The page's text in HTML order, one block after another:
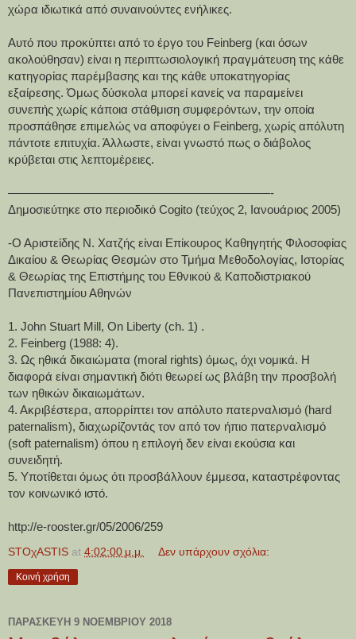
χώρα ιδιωτικά από συναινούντες ενήλικες.
Αυτό που προκύπτει από το έργο του Feinberg (και όσων
ακολούθησαν) είναι η περιπτωσιολογική πραγμάτευση της κάθε
κατηγορίας παρέμβασης και της κάθε υποκατηγορίας
εξαίρεσης. Όμως δύσκολα μπορεί κανείς να παραμείνει
συνεπής χωρίς κάποια στάθμιση συμφερόντων, την οποία
προσπάθησε επιμελώς να αποφύγει ο Feinberg, χωρίς απόλυτη
πάντοτε επιτυχία. Άλλωστε, είναι γνωστό πως ο διάβολος
κρύβεται στις λεπτομέρειες.
——————————————————————-
Δημοσιεύτηκε στο περιοδικό Cogito (τεύχος 2, Ιανουάριος 2005)
-Ο Αριστείδης Ν. Χατζής είναι Επίκουρος Καθηγητής Φιλοσοφίας
Δικαίου & Θεωρίας Θεσμών στο Τμήμα Μεθοδολογίας, Ιστορίας
& Θεωρίας της Επιστήμης του Εθνικού & Καποδιστριακού
Πανεπιστημίου Αθηνών
1. John Stuart Mill, On Liberty (ch. 1) .
2. Feinberg (1988: 4).
3. Ως ηθικά δικαιώματα (moral rights) όμως, όχι νομικά. Η
διαφορά είναι σημαντική διότι θεωρεί ως βλάβη την προσβολή
των ηθικών δικαιωμάτων.
4. Ακριβέστερα, απορρίπτει τον απόλυτο πατερναλισμό (hard
paternalism), διαχωρίζοντάς τον από τον ήπιο πατερναλισμό
(soft paternalism) όπου η επιλογή δεν είναι εκούσια και
συνειδητή.
5. Υποτίθεται όμως ότι προσβάλλουν έμμεσα, καταστρέφοντας
τον κοινωνικό ιστό.
http://e-rooster.gr/05/2006/259
STOχASTIS at 4:02:00 μ.μ. Δεν υπάρχουν σχόλια:
Κοινή χρήση
ΠΑΡΑΣΚΕΥΉ 9 ΝΟΕΜΒΡΊΟΥ 2018